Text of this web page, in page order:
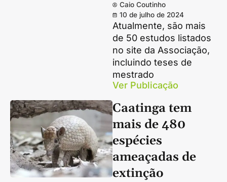
Caio Coutinho
10 de julho de 2024
Atualmente, são mais
de 50 estudos listados
no site da Associação,
incluindo teses de
mestrado
Ver Publicação
Caatinga tem
mais de 480
espécies
ameaçadas de
extinção